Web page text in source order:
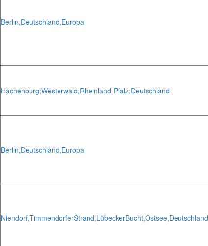
Berlin,Deutschland,Europa
Hachenburg;Westerwald;Rheinland-Pfalz;Deutschland
Berlin,Deutschland,Europa
Niendorf,TimmendorferStrand,LübeckerBucht,Ostsee,Deutschland